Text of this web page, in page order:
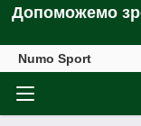
Допоможемо
Numo Sport